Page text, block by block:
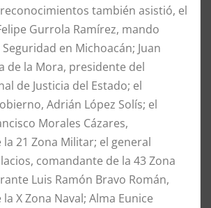
también asistió, el
Gurrola Ramírez, mando
en Michoacán; Juan
de la Mora, presidente del
de Justicia del Estado; el
Adrián López Solís; el
Morales Cázares,
21 Zona Militar; el general
comandante de la 43 Zona
Luis Ramón Bravo Román,
X Zona Naval; Alma Eunice